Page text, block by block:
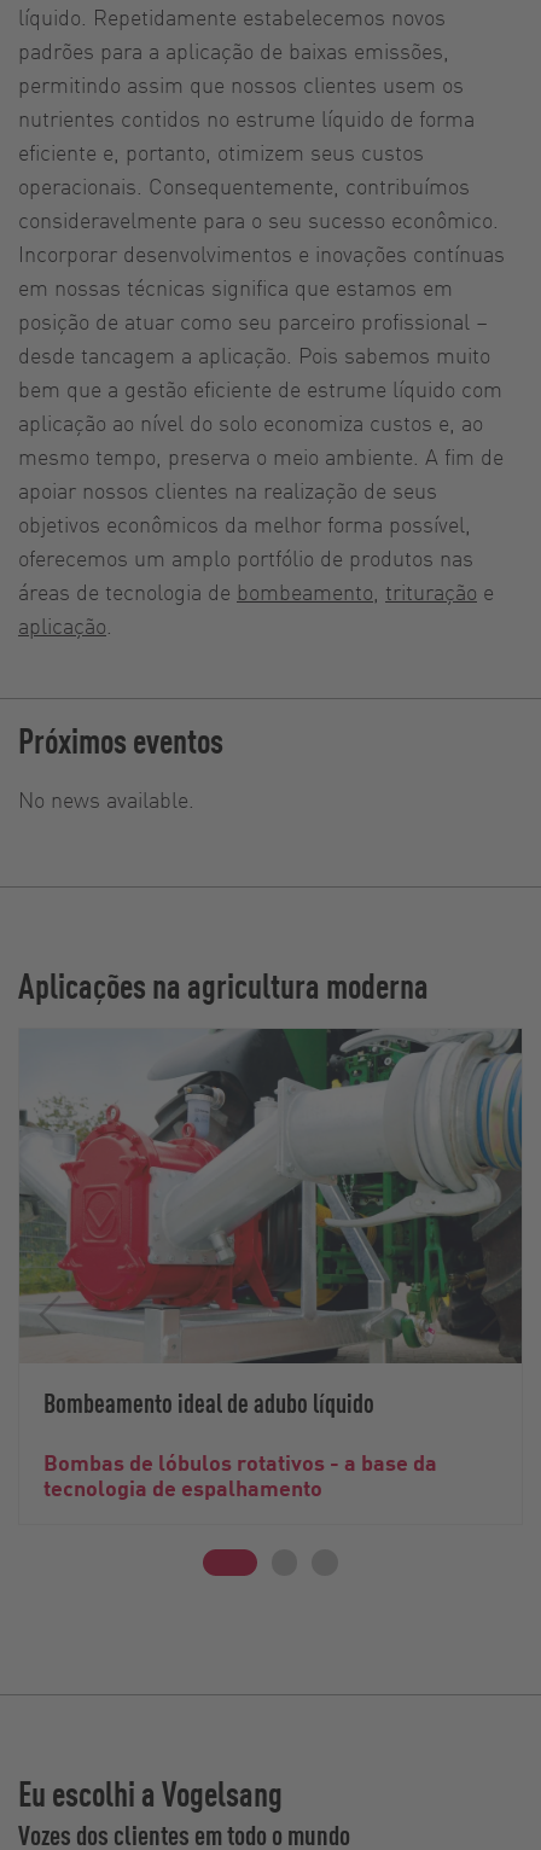
líquido. Repetidamente estabelecemos novos
padrões para a aplicação de baixas emissões,
permitindo assim que nossos clientes usem os
nutrientes contidos no estrume líquido de forma
eficiente e, portanto, otimizem seus custos
operacionais. Consequentemente, contribuímos
consideravelmente para o seu sucesso econômico.
Incorporar desenvolvimentos e inovações contínuas
em nossas técnicas significa que estamos em
posição de atuar como seu parceiro profissional –
desde tancagem a aplicação. Pois sabemos muito
bem que a gestão eficiente de estrume líquido com
aplicação ao nível do solo economiza custos e, ao
mesmo tempo, preserva o meio ambiente. A fim de
apoiar nossos clientes na realização de seus
objetivos econômicos da melhor forma possível,
oferecemos um amplo portfólio de produtos nas
áreas de tecnologia de bombeamento trituração e
aplicação
Próximos eventos
No news available.
Aplicações na agricultura moderna
Bombeamento ideal de adubo líquido
Bombas de lóbulos rotativos - a base da
tecnologia de espalhamento
Eu escolhi a Vogelsang
Vozes dos clientes em todo o mundo